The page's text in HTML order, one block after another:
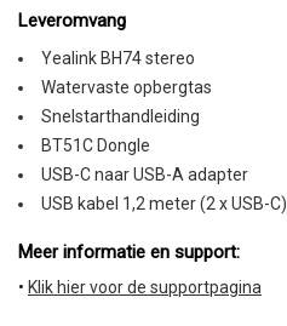
Leveromvang
Yealink BH74 stereo
Watervaste opbergtas
Snelstarthandleiding
BT51C Dongle
USB-C naar USB-A adapter
USB kabel 1,2 meter (2 x USB-C)
Meer informatie en support:
• Klik hier voor de supportpagina